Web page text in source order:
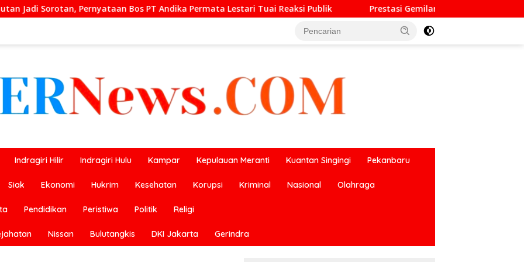
Bos PT Andika Permata Lestari Tuai Reaksi Publik Prestasi Gemilang O2SN, UPT SMP Negeri 2 Bangkinang Kota
Indragiri Hilir Indragiri Hulu Kampar Kepulauan Meranti Kuantan Singingi Pekanbaru
Siak Ekonomi Hukrim Kesehatan Korupsi Kriminal Nasional Olahraga
Pendidikan Peristiwa Politik Religi
Nissan Bulutangkis DKI Jakarta Gerindra